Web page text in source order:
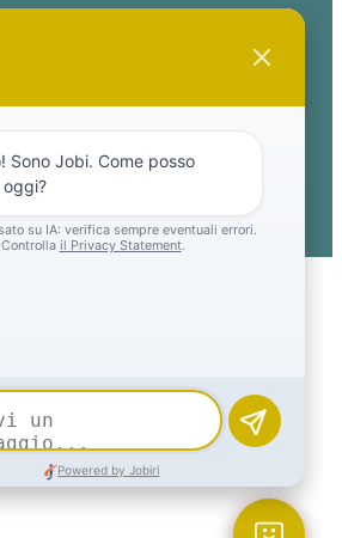
chatbot Jobi
il Pubblico
748volte
and powered by Gruppo Spaggiari
& New Social Media
personali